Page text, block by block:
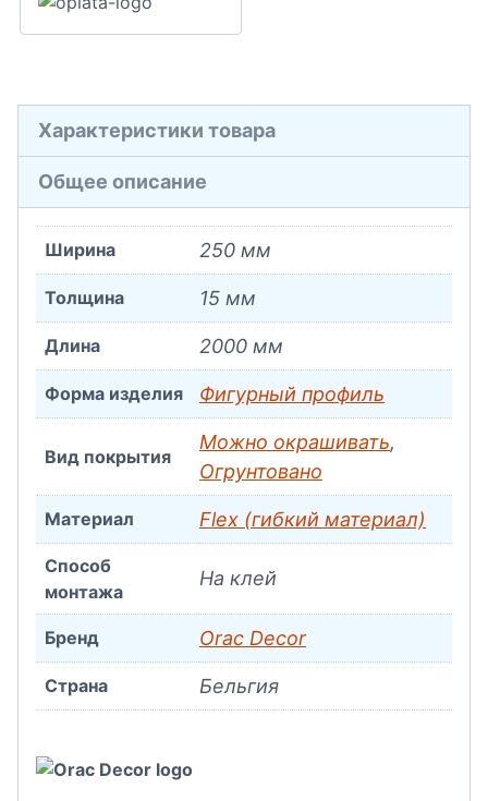
Характеристики товара
Общее описание
Ширина 250 мм
Толщина 15 мм
Длина 2000 мм
Форма изделия Фигурный профиль
Вид покрытия
Можно окрашивать,
Огрунтовано
Материал Flex (гибкий материал)
Способ
монтажа
На клей
Бренд Orac Decor
Страна Бельгия